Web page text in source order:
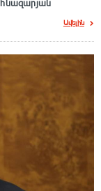
Ավելին